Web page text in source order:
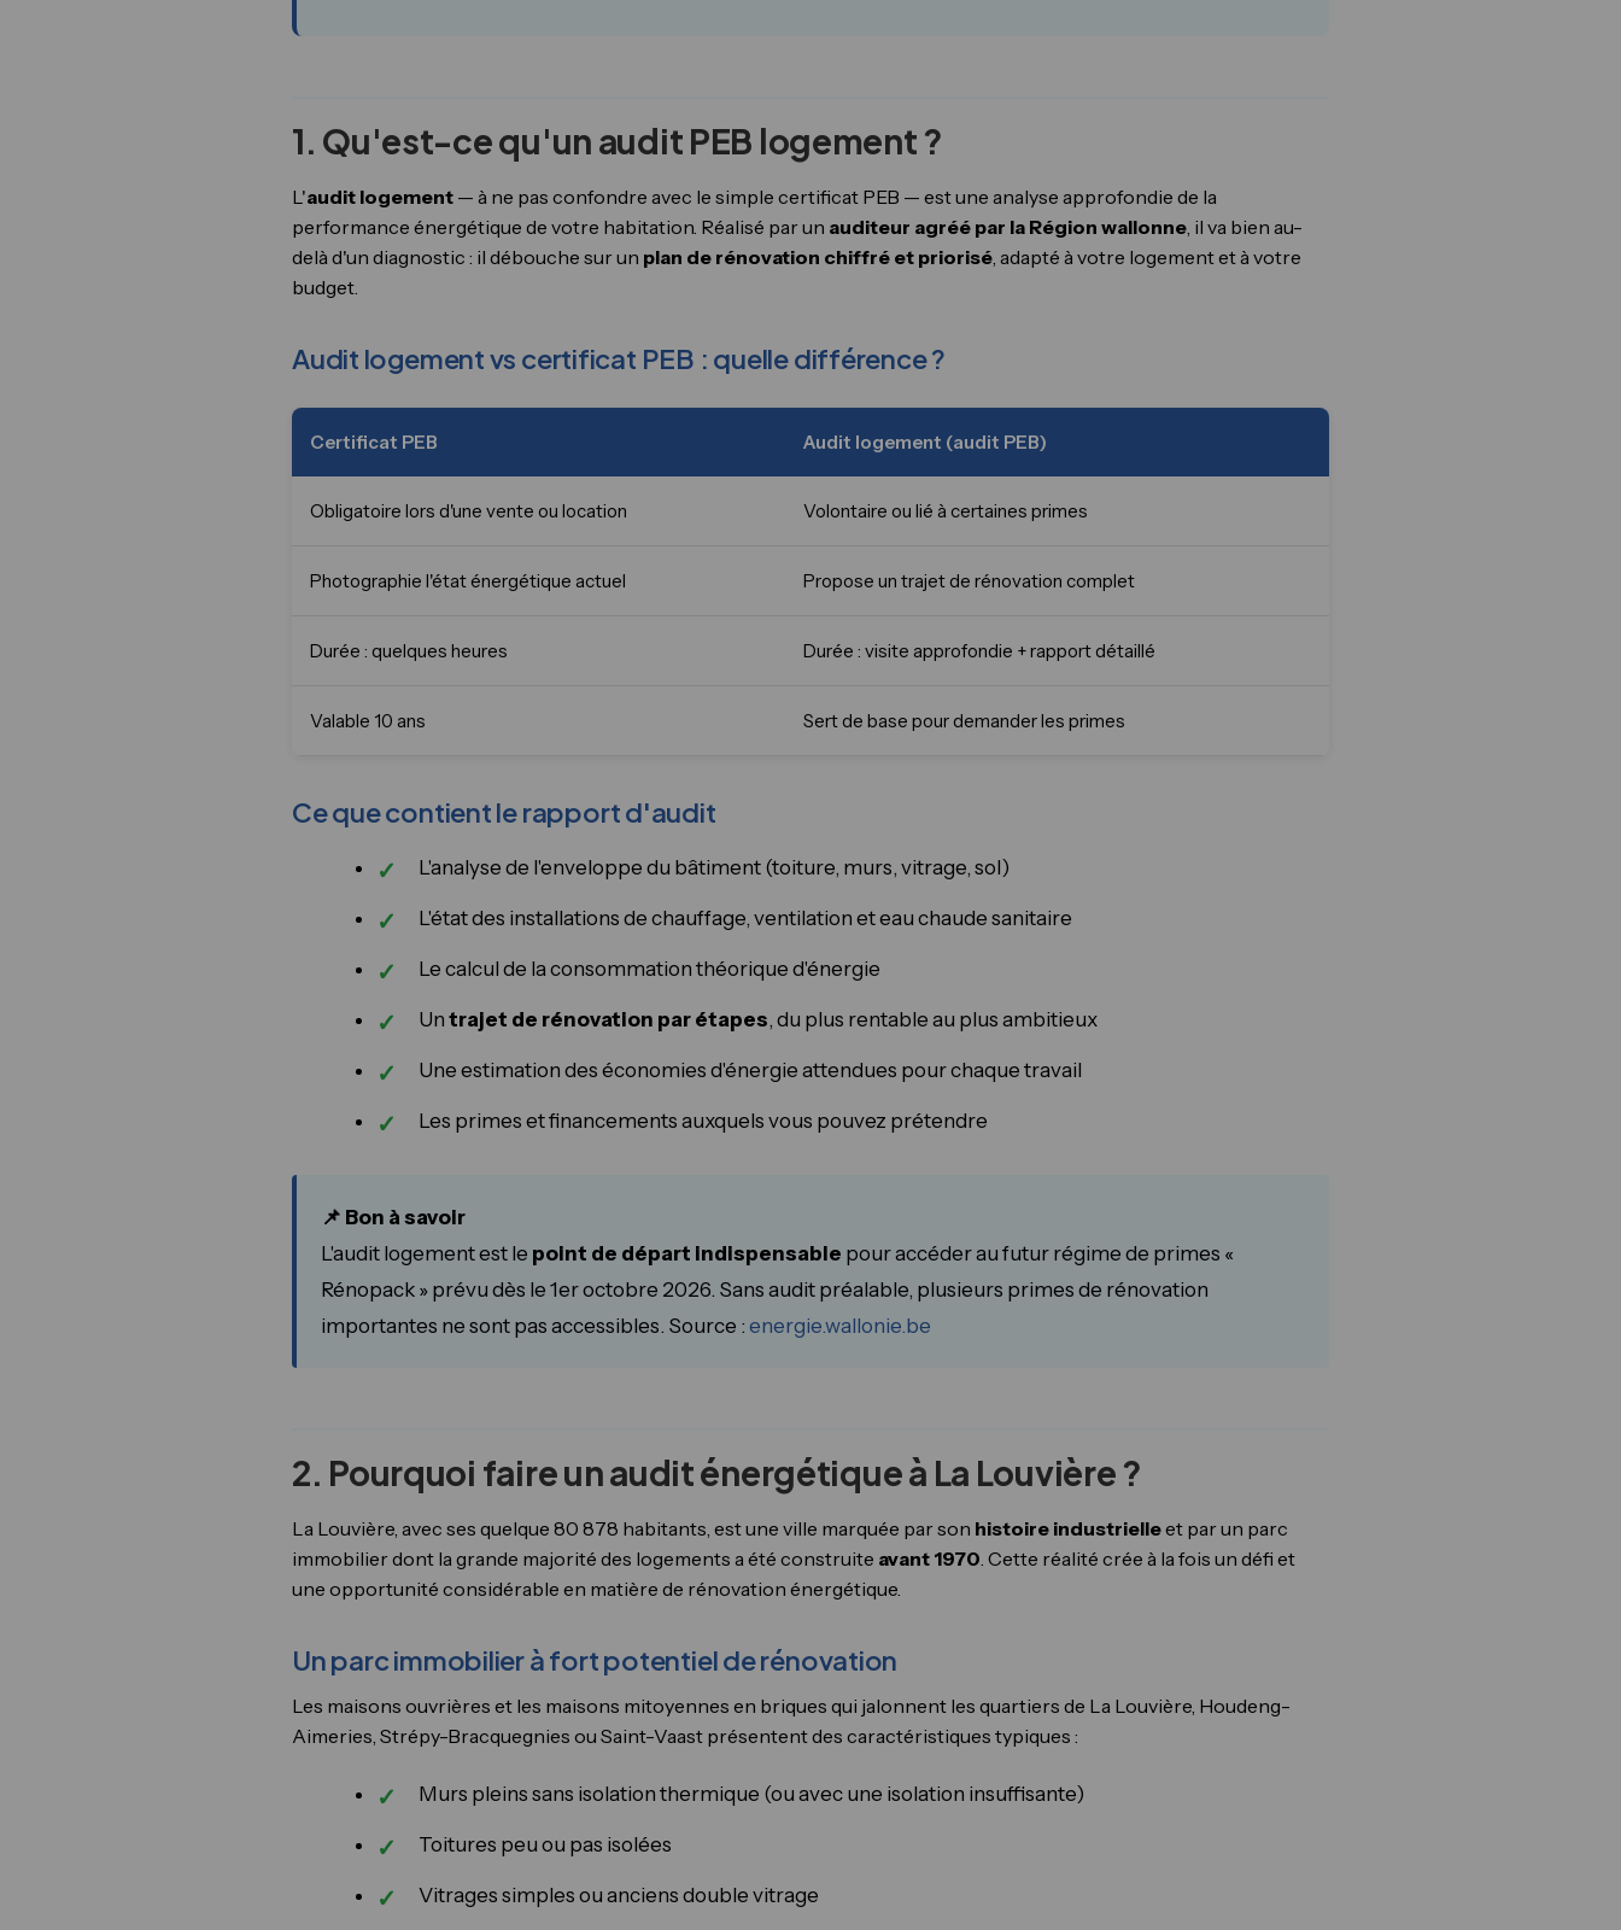
1. Qu'est-ce qu'un audit PEB logement ?
L'audit logement — à ne pas confondre avec le simple certificat PEB — est une analyse approfondie de la
performance énergétique de votre habitation. Réalisé par un auditeur agréé par la Région wallonne, il va bien au-
delà d'un diagnostic : il débouche sur un plan de rénovation chiffré et priorisé, adapté à votre logement et à votre
budget.
Audit logement vs certificat PEB : quelle différence ?
Certificat PEB Audit logement (audit PEB)
Obligatoire lors d'une vente ou location Volontaire ou lié à certaines primes
Photographie l'état énergétique actuel Propose un trajet de rénovation complet
Durée : quelques heures Durée : visite approfondie + rapport détaillé
Valable 10 ans Sert de base pour demander les primes
Ce que contient le rapport d'audit
L'analyse de l'enveloppe du bâtiment (toiture, murs, vitrage, sol)
L'état des installations de chauffage, ventilation et eau chaude sanitaire
Le calcul de la consommation théorique d'énergie
Un trajet de rénovation par étapes, du plus rentable au plus ambitieux
Une estimation des économies d'énergie attendues pour chaque travail
Les primes et financements auxquels vous pouvez prétendre
📌 Bon à savoir
L'audit logement est le point de départ indispensable pour accéder au futur régime de primes «
Rénopack » prévu dès le 1er octobre 2026. Sans audit préalable, plusieurs primes de rénovation
importantes ne sont pas accessibles. Source : energie.wallonie.be
2. Pourquoi faire un audit énergétique à La Louvière ?
La Louvière, avec ses quelque 80 878 habitants, est une ville marquée par son histoire industrielleet par un parc
immobilier dont la grande majorité des logements a été construite avant 1970. Cette réalité crée à la fois un défi et
une opportunité considérable en matière de rénovation énergétique.
Un parc immobilier à fort potentiel de rénovation
Les maisons ouvrières et les maisons mitoyennes en briques qui jalonnent les quartiers de La Louvière, Houdeng-
Aimeries, Strépy-Bracquegnies ou Saint-Vaast présentent des caractéristiques typiques :
Murs pleins sans isolation thermique (ou avec une isolation insuffisante)
Toitures peu ou pas isolées
Vitrages simples ou anciens double vitrage